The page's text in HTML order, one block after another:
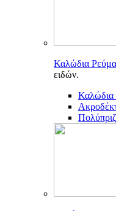
Καλώδια
ειδών.
Καλώδια